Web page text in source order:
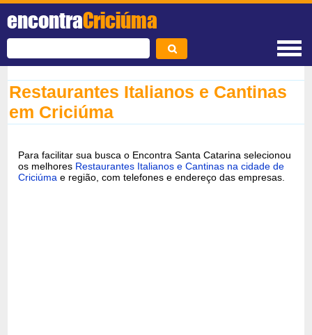
encontraCriciúma
Restaurantes Italianos e Cantinas
em Criciúma
Para facilitar sua busca o Encontra Santa Catarina selecionou
os melhores Restaurantes Italianos e Cantinas na cidade de
Criciúma e região, com telefones e endereço das empresas.